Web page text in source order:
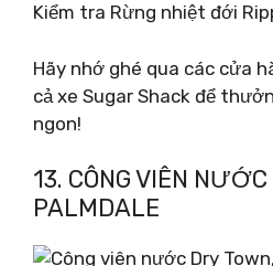
Kiểm tra Rừng nhiệt đới
Hãy nhớ ghé qua các cửa
cả xe Sugar Shack để
ngon!
13. CÔNG VIÊN NƯỚC
PALMDALE